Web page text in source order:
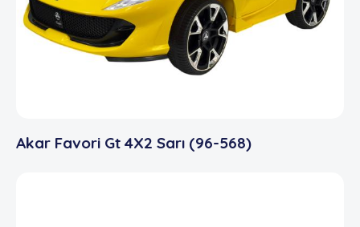
Akar Favori Gt 4X2 Sarı (96-568)